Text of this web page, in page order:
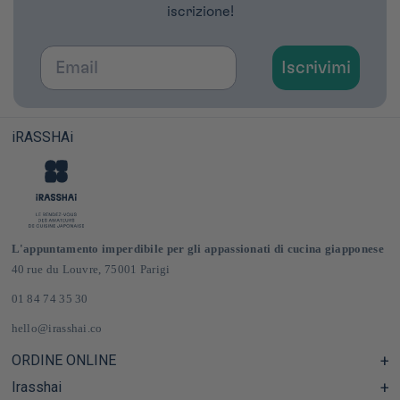
iscrizione!
Email
Iscrivimi
iRASSHAi
L'appuntamento imperdibile per gli appassionati di cucina giapponese
40 rue du Louvre, 75001 Parigi
01 84 74 35 30
hello@irasshai.co
ORDINE ONLINE
Centro assistenza e Domande frequenti
Irasshai